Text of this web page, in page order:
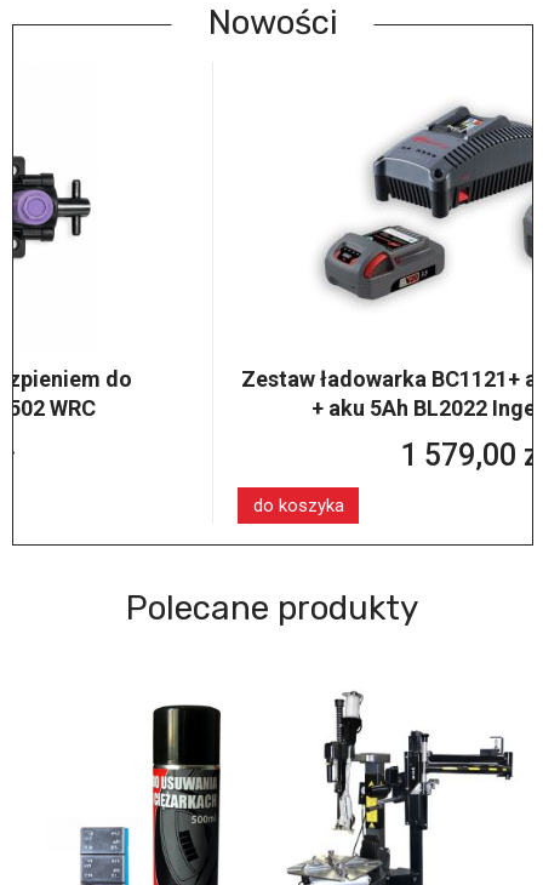
Nowości
Zestaw ładowarka BC1121+ aku 2,5 Ah BL2012
+ aku 5Ah BL2022 Ingersoll Rand
Polecane produkty